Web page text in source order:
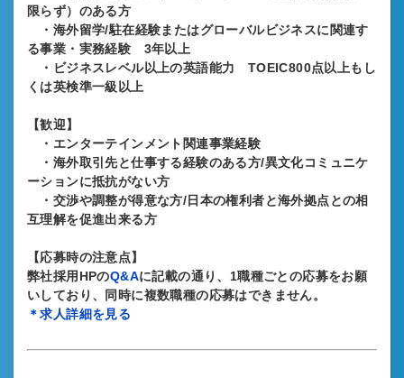
限らず）のある方
・海外留学/駐在経験またはグローバルビジネスに関連す
る事業・実務経験 3年以上
・ビジネスレベル以上の英語能力 TOEIC800点以上もし
くは英検準一級以上
【歓迎】
・エンターテインメント関連事業経験
・海外取引先と仕事する経験のある方/異文化コミュニケ
ーションに抵抗がない方
・交渉や調整が得意な方/日本の権利者と海外拠点との相
互理解を促進出来る方
【応募時の注意点】
弊社採用HPのQ&Aに記載の通り、1職種ごとの応募をお願
いしており、同時に複数職種の応募はできません。
＊求人詳細を見る